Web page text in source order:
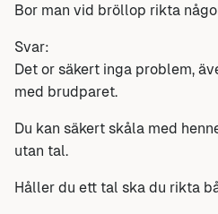
Bor man vid bröllop rikta
Svar:
Det or säkert inga problem,
med brudparet.
Du kan säkert skåla med
utan tal.
Håller du ett tal ska du rikta